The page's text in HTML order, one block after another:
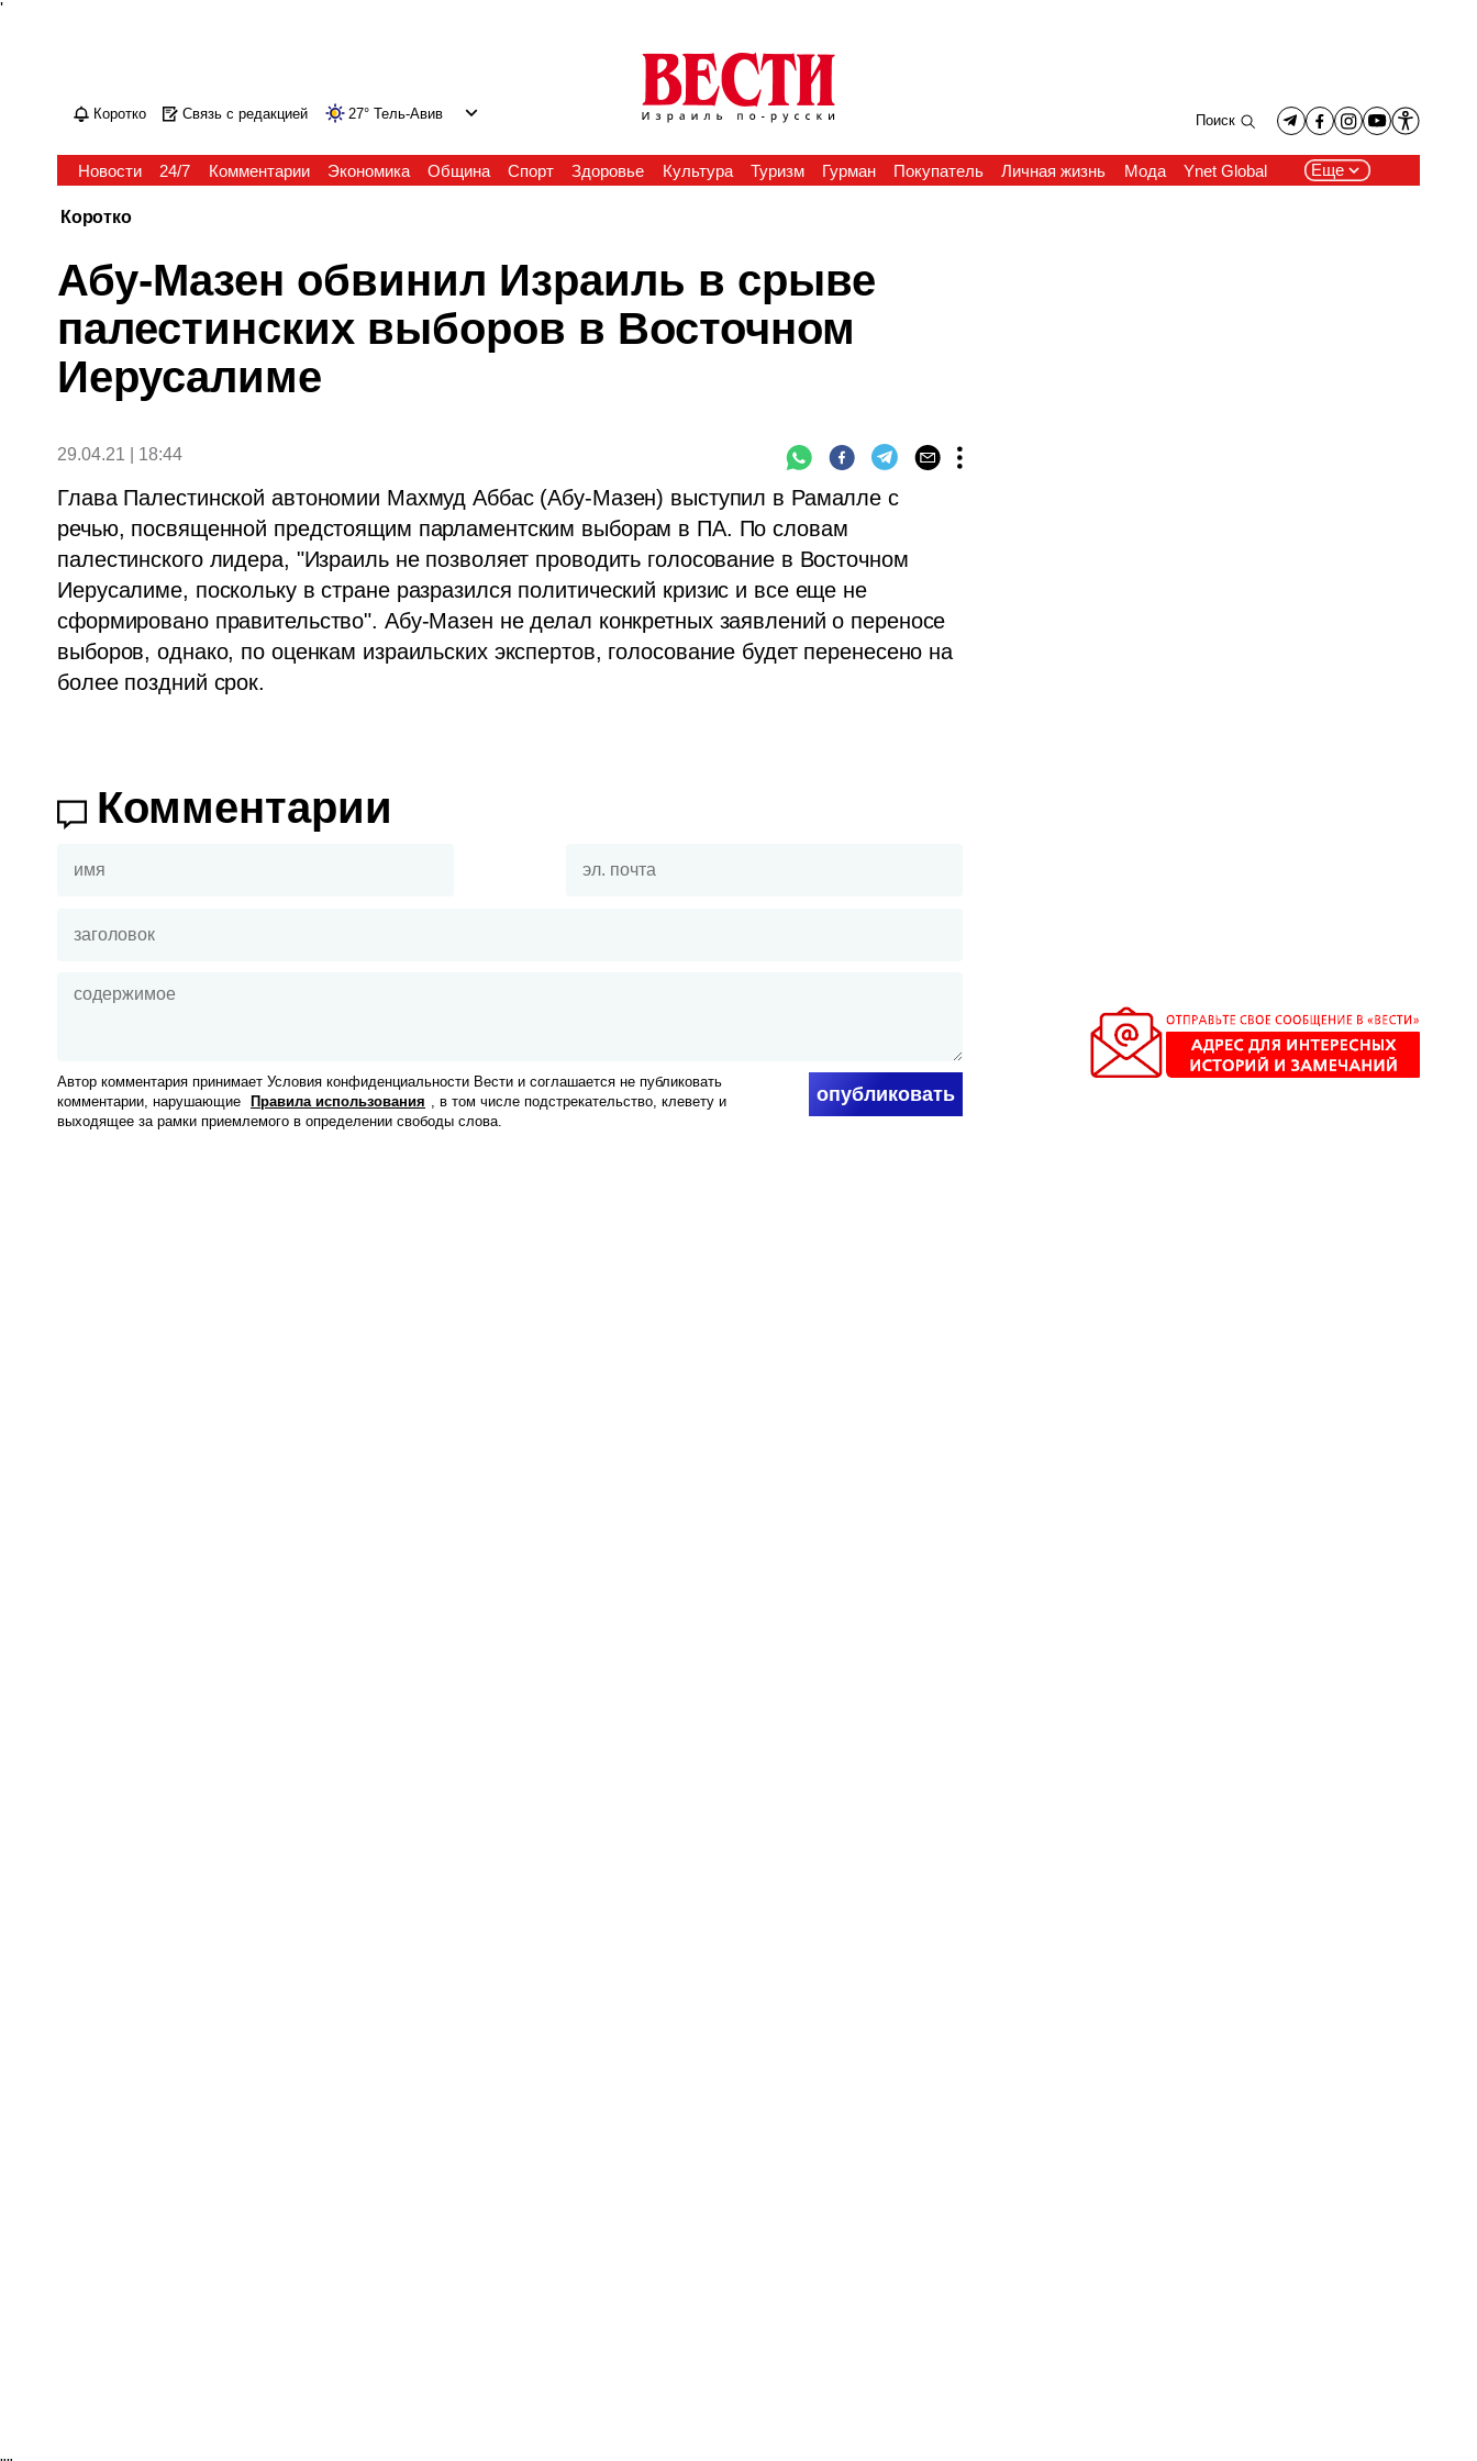
'
Коротко Связь с редакцией 27° Тель-Авив Поиск
Новости 24/7 Комментарии Экономика Община Спорт Здоровье Культура Туризм Гурман Покупатель Личная жизнь Мода Ynet Global Еще
Коротко
Абу-Мазен обвинил Израиль в срыве
палестинских выборов в Восточном
Иерусалиме
29.04.21 | 18:44
Глава Палестинской автономии Махмуд Аббас (Абу-Мазен) выступил в Рамалле с
речью, посвященной предстоящим парламентским выборам в ПА. По словам
палестинского лидера, "Израиль не позволяет проводить голосование в Восточном
Иерусалиме, поскольку в стране разразился политический кризис и все еще не
сформировано правительство". Абу-Мазен не делал конкретных заявлений о переносе
выборов, однако, по оценкам израильских экспертов, голосование будет перенесено на
более поздний срок.
Комментарии
Автор комментария принимает Условия конфиденциальности Вести и соглашается не публиковать
комментарии, нарушающие
Правила использования , в том числе подстрекательство, клевету и
выходящее за рамки приемлемого в определении свободы слова.
опубликовать